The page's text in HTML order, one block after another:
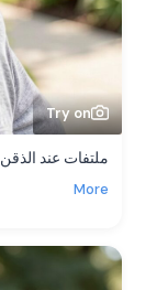
Try on
ملتفات عند الذقن
More